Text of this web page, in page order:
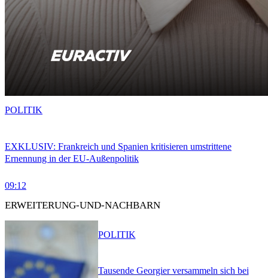
EXKLUSIV: Frankreich und Spanien kritisieren umstrittene
Ernennung in der EU-Außenpolitik
09:12
POLITIK
ERWEITERUNG-UND-NACHBARN
Tausende Georgier versammeln sich bei
POLITIK